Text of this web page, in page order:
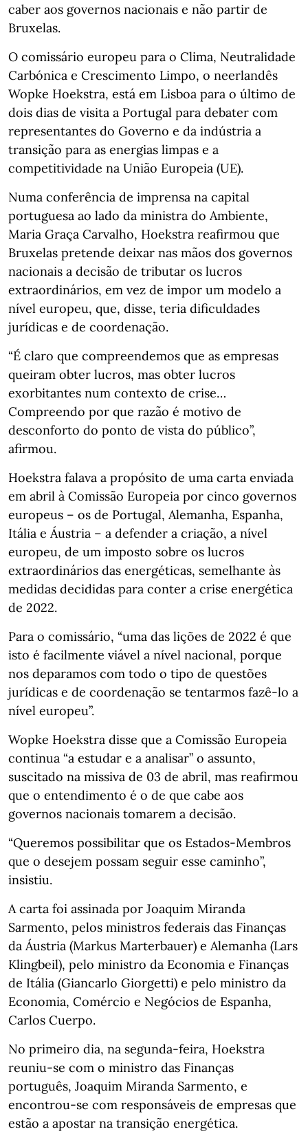
caber aos governos nacionais e não partir de
Bruxelas.
O comissário europeu para o Clima, Neutralidade
Carbónica e Crescimento Limpo, o neerlandês
Wopke Hoekstra, está em Lisboa para o último de
dois dias de visita a Portugal para debater com
representantes do Governo e da indústria a
transição para as energias limpas e a
competitividade na União Europeia (UE).
Numa conferência de imprensa na capital
portuguesa ao lado da ministra do Ambiente,
Maria Graça Carvalho, Hoekstra reafirmou que
Bruxelas pretende deixar nas mãos dos governos
nacionais a decisão de tributar os lucros
extraordinários, em vez de impor um modelo a
nível europeu, que, disse, teria dificuldades
jurídicas e de coordenação.
“É claro que compreendemos que as empresas
queiram obter lucros, mas obter lucros
exorbitantes num contexto de crise…
Compreendo por que razão é motivo de
desconforto do ponto de vista do público”,
afirmou.
Hoekstra falava a propósito de uma carta enviada
em abril à Comissão Europeia por cinco governos
europeus – os de Portugal, Alemanha, Espanha,
Itália e Áustria – a defender a criação, a nível
europeu, de um imposto sobre os lucros
extraordinários das energéticas, semelhante às
medidas decididas para conter a crise energética
de 2022.
Para o comissário, “uma das lições de 2022 é que
isto é facilmente viável a nível nacional, porque
nos deparamos com todo o tipo de questões
jurídicas e de coordenação se tentarmos fazê-lo a
nível europeu”.
Wopke Hoekstra disse que a Comissão Europeia
continua “a estudar e a analisar” o assunto,
suscitado na missiva de 03 de abril, mas reafirmou
que o entendimento é o de que cabe aos
governos nacionais tomarem a decisão.
“Queremos possibilitar que os Estados-Membros
que o desejem possam seguir esse caminho”,
insistiu.
A carta foi assinada por Joaquim Miranda
Sarmento, pelos ministros federais das Finanças
da Áustria (Markus Marterbauer) e Alemanha (Lars
Klingbeil), pelo ministro da Economia e Finanças
de Itália (Giancarlo Giorgetti) e pelo ministro da
Economia, Comércio e Negócios de Espanha,
Carlos Cuerpo.
No primeiro dia, na segunda-feira, Hoekstra
reuniu-se com o ministro das Finanças
português, Joaquim Miranda Sarmento, e
encontrou-se com responsáveis de empresas que
estão a apostar na transição energética.